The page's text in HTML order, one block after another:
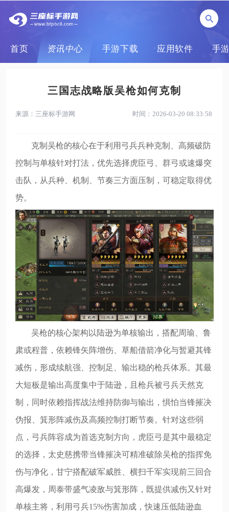
首页 资讯中心 手游下载 应用软件 手
三国志战略版吴枪如何克制
来源：三座标手游网 时间：2026-03-20 08:33:58
克制吴枪的核心在于利用弓兵兵种克制、高频破防
控制与单核针对打法，优先选择虎臣弓、群弓或速爆突
击队，从兵种、机制、节奏三方面压制，可稳定取得优
势。
吴枪的核心架构以陆逊为单核输出，搭配周瑜、鲁
肃或程普，依赖锋矢阵增伤、草船借箭净化与暂避其锋
减伤，形成续航强、控制足、输出稳的枪兵体系。其最
大短板是输出高度集中于陆逊，且枪兵被弓兵天然克
制，同时依赖指挥战法维持防御与输出，惧怕当锋摧决
伪报、箕形阵减伤及高频控制打断节奏。针对这些弱
点，弓兵阵容成为首选克制方向，虎臣弓是其中最稳定
的选择，太史慈携带当锋摧决可精准破除吴枪的指挥免
伤与净化，甘宁搭配破军威胜、横扫千军实现前三回合
高爆发，周泰带盛气凌敌与箕形阵，既提供减伤又针对
单核主将，利用弓兵15%伤害加成，快速压低陆逊血